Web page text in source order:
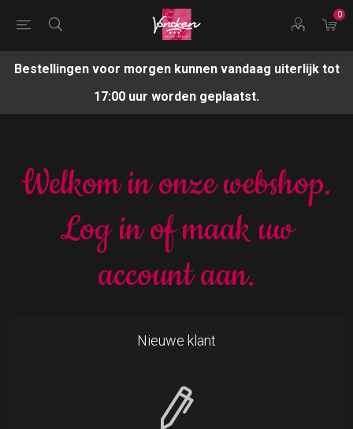
0
Bestellingen voor morgen kunnen vandaag uiterlijk tot
17:00 uur worden geplaatst.
Welkom in onze webshop.
Log in of maak uw
account aan.
Nieuwe klant